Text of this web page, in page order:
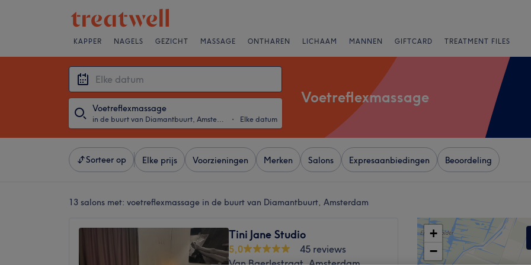
KAPPER NAGELS GEZICHT MASSAGE ONTHAREN LICHAAM MANNEN GIFTCARD TREATMENT FILES
Voetreflexmassage
in de buurt van Diamantbuurt, Amsterdam ・ Elke datum
Voetreflexmassage
Sorteer op Elke prijs Voorzieningen Merken Salons Expresaanbiedingen Beoordeling
13 salons met: voetreflexmassage in de buurt van Diamantbuurt, Amsterdam
Tini Jane Studio
5,0
45 reviews
+
−